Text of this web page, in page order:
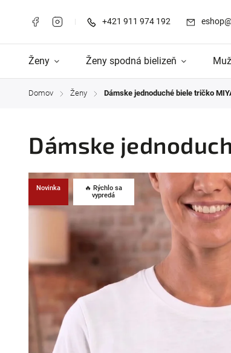
+421 911 974 192
Ženy Ženy spodná bielizeň
Domov / Ženy / Dámske jednoduché biele tričko
Dámske
Novinka
🔥 Rýchlo sa
vypredá